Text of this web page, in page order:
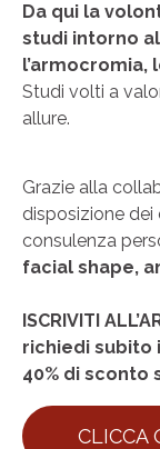
Da qui la
studi intorno
l’armocromia,
Studi volti a
allure.
Grazie alla
disposizione dei
consulenza
facial shape,
ISCRIVITI
richiedi
40% di sconto
CLICCA